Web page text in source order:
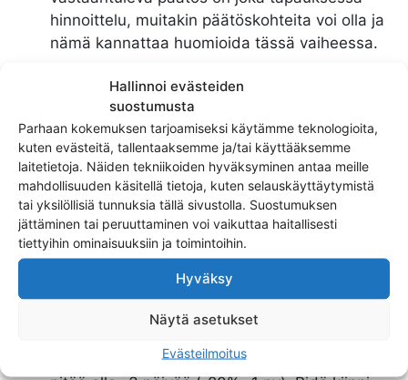
Hallinnoi evästeiden
suostumusta
Parhaan kokemuksen tarjoamiseksi käytämme teknologioita,
kuten evästeitä, tallentaaksemme ja/tai käyttääksemme
laitetietoja. Näiden tekniikoiden hyväksyminen antaa meille
mahdollisuuden käsitellä tietoja, kuten selauskäyttäytymistä
tai yksilöllisiä tunnuksia tällä sivustolla. Suostumuksen
jättäminen tai peruuttaminen voi vaikuttaa haitallisesti
tiettyihin ominaisuuksiin ja toimintoihin.
Hyväksy
Näytä asetukset
Evästeilmoitus
hinnoittelu, muitakin päätöskohteita voi olla ja
nämä kannattaa huomioida tässä vaiheessa.
Jaa tehtävät oman parhaan käytännön
mukaisesti. Tähän kohtaan taas muutamat vinkit:
Anna tehtäville sisäinen takaraja, joka on -20%
– 1 päivä tarvittavasta kalenteriajasta. Eli kaikki
taskit pitää olla valmiina 24h ennen
tarjouspyynnössä esitettyä aikarajaa (-1
päivä). Jos työmäärä on vähänkään oikein
arvioitu niin kokemus on osoittanut, että
aikataulua sotkee enemmän kalenteriaika kuin
työmäärä. Tästä tulee tuo -20% nyrkkisääntö.
kalenterityöpäivää, niin sisäisen takarajan